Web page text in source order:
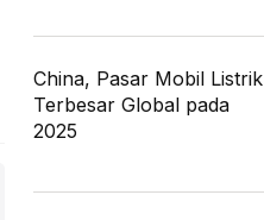
China, Pasar Mobil Listrik
Terbesar Global pada
2025